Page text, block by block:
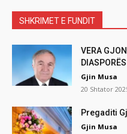
SHKRIMET E FUNDIT
VERA
Gjin Musa
20 Shtator
Pregaditi
Gjin Musa